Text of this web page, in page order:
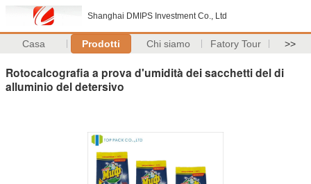
Shanghai DMIPS Investment Co., Ltd
Casa Prodotti Chi siamo Fatory Tour >>
Rotocalcografia a prova d'umidità dei sacchetti del di
alluminio del detersivo